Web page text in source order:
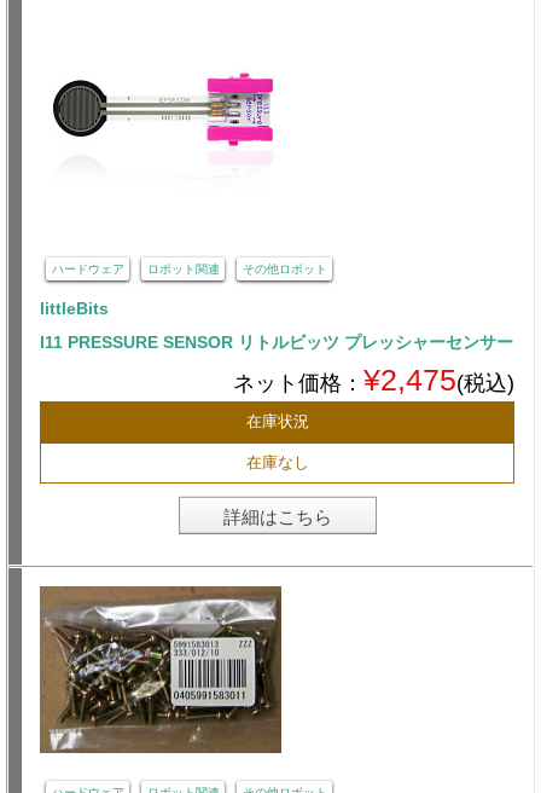
ハードウェア ロボット関連 その他ロボット
littleBits
I11 PRESSURE SENSOR リトルビッツ プレッシャーセンサー
ネット価格： ¥2,475(税込)
在庫状況
在庫なし
詳細はこちら